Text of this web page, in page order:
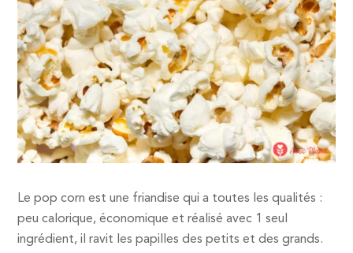
Le pop corn est une friandise qui a toutes les qualités :
peu calorique, économique et réalisé avec 1 seul
ingrédient, il ravit les papilles des petits et des grands.